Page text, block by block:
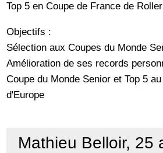
Top 5 en Coupe de France de
Objectifs :
Sélection aux Coupes du Monde
Amélioration de ses records
Coupe du Monde Senior et Top 5
d'Europe
Mathieu Belloir, 25